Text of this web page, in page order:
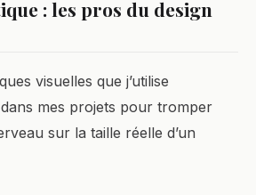
: les pros du design
visuelles que j’utilise
mes projets pour tromper
sur la taille réelle d’un